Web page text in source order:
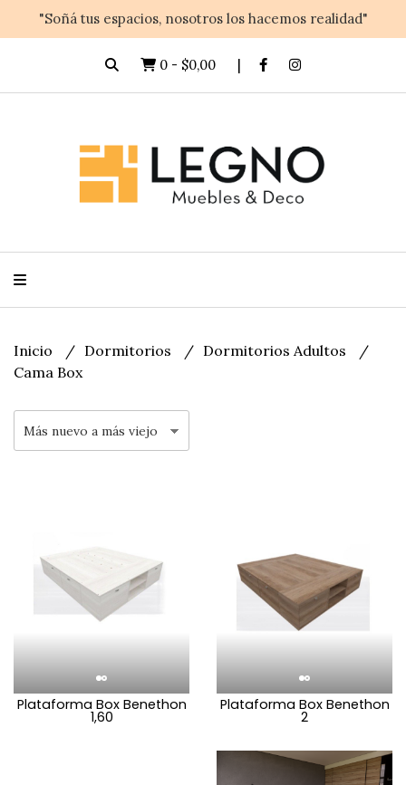
"Soñá tus espacios, nosotros los hacemos realidad"
0 - $0,00
Inicio Dormitorios
Dormitorios Adultos
Cama Box
Plataforma Box Benethon
1,60
Plataforma Box Benethon
2